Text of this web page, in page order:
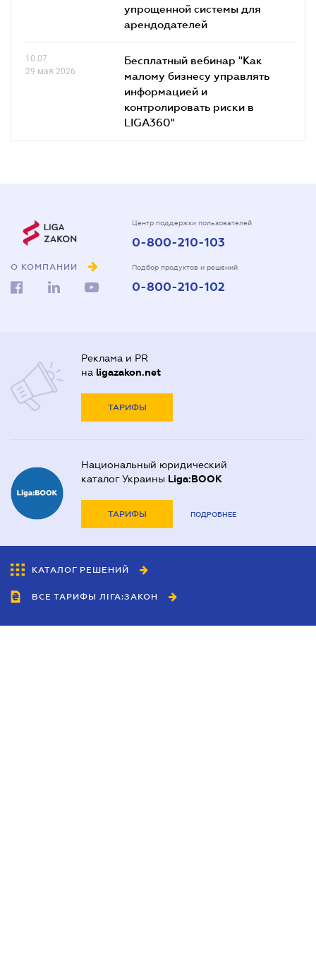
упрощенной системы для
арендодателей
10.07
29 мая 2026
Бесплатный вебинар "Как
малому бизнесу управлять
информацией и
контролировать риски в
LIGA360"
О КОМПАНИИ
Центр поддержки пользователей
0-800-210-103
Подбор продуктов и решений
0-800-210-102
Реклама и PR
на ligazakon.net
ТАРИФЫ
Национальный юридический
каталог Украины Liga:BOOK
ТАРИФЫ ПОДРОБНЕЕ
КАТАЛОГ РЕШЕНИЙ
ВСЕ ТАРИФЫ ЛІГА:ЗАКОН